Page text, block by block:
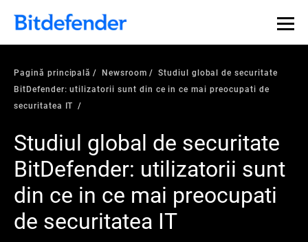
Pagină principală Newsroom
Studiul global de securitate
BitDefender: utilizatorii sunt din ce in ce mai preocupati de
securitatea IT
Studiul global de securitate
BitDefender: utilizatorii sunt
din ce in ce mai preocupati
de securitatea IT